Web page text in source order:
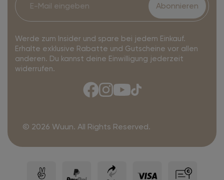
Abonnieren
Werde zum Insider und spare bei jedem Einkauf.
Erhalte exklusive Rabatte und Gutscheine vor allen
anderen. Du kannst deine Einwilligung jederzeit
widerrufen.
© 2026 Wuun. All Rights Reserved.